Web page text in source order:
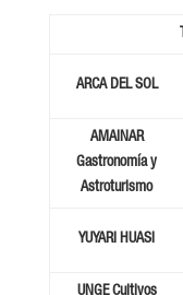
ARCA DEL SOL
AMAINAR
Gastronomía y
Astroturismo
YUYARI HUASI
UNGE Cultivos